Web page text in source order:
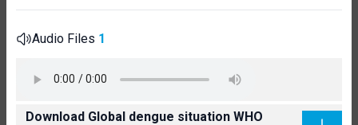
Audio Files 1
Download Global dengue situation WHO